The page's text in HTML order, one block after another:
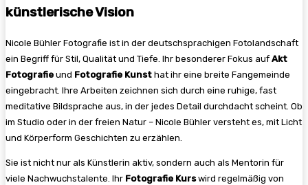
künstlerische Vision
Nicole Bühler Fotografie ist in der deutschsprachigen Fotolandschaft
ein Begriff für Stil, Qualität und Tiefe. Ihr besonderer Fokus auf Akt
Fotografie und Fotografie Kunst hat ihr eine breite Fangemeinde
eingebracht. Ihre Arbeiten zeichnen sich durch eine ruhige, fast
meditative Bildsprache aus, in der jedes Detail durchdacht scheint. Ob
im Studio oder in der freien Natur – Nicole Bühler versteht es, mit Licht
und Körperform Geschichten zu erzählen.
Sie ist nicht nur als Künstlerin aktiv, sondern auch als Mentorin für
viele Nachwuchstalente. Ihr Fotografie Kurswird regelmäßig von